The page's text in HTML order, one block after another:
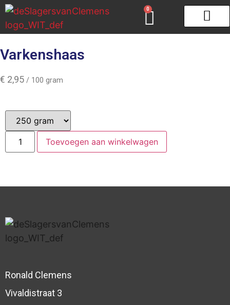
0
Varkenshaas
€ 2,95 / 100 gram
Toevoegen aan winkelwagen
Ronald Clemens
Vivaldistraat 3